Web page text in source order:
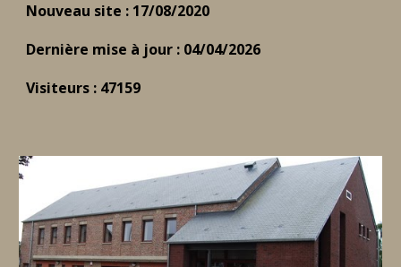
Nouveau site : 17/08/2020
Dernière mise à jour : 04/04/2026
Visiteurs : 47159